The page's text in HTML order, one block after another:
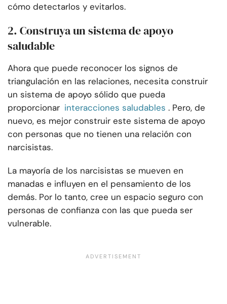
cómo detectarlos y evitarlos.
2. Construya un sistema de apoyo
saludable
Ahora que puede reconocer los signos de
triangulación en las relaciones, necesita construir
un sistema de apoyo sólido que pueda
proporcionar interacciones saludables . Pero, de
nuevo, es mejor construir este sistema de apoyo
con personas que no tienen una relación con
narcisistas.
La mayoría de los narcisistas se mueven en
manadas e influyen en el pensamiento de los
demás. Por lo tanto, cree un espacio seguro con
personas de confianza con las que pueda ser
vulnerable.